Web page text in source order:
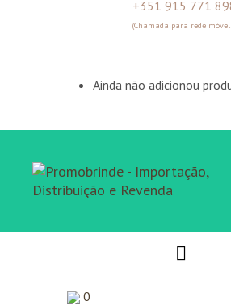
+351 915 771
(Chamada para rede
Ainda não adicionou
0